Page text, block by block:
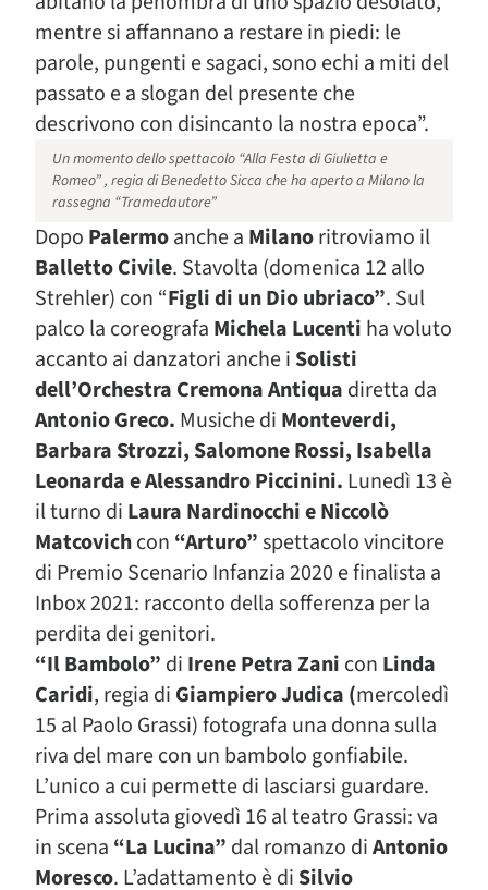
mentre si affannano a restare in piedi: le
parole, pungenti e sagaci, sono echi a miti del
passato e a slogan del presente che
descrivono con disincanto la nostra epoca”.
Un momento dello spettacolo “Alla Festa di Giulietta e
Romeo” , regia di Benedetto Sicca che ha aperto a Milano la
rassegna “Tramedautore”
Dopo Palermoanche a Milanoritroviamo il
Balletto Civile. Stavolta (domenica 12 allo
Strehler) con “Figli di un Dio ubriaco”. Sul
palco la coreografa Michela Lucenti ha voluto
accanto ai danzatori anche i Solisti
dell’Orchestra Cremona Antiqua diretta da
Antonio Greco. Musiche di Monteverdi,
Barbara Strozzi, Salomone Rossi, Isabella
Leonarda e Alessandro Piccinini. Lunedì 13 è
il turno di Laura Nardinocchi e Niccolò
Matcovichcon “Arturo”spettacolo vincitore
di Premio Scenario Infanzia 2020 e finalista a
Inbox 2021: racconto della sofferenza per la
perdita dei genitori.
“Il Bambolo” di Irene Petra Zani con Linda
Caridi, regia di Giampiero Judica (mercoledì
15 al Paolo Grassi) fotografa una donna sulla
riva del mare con un bambolo gonfiabile.
L’unico a cui permette di lasciarsi guardare.
Prima assoluta giovedì 16 al teatro Grassi: va
in scena “La Lucina” dal romanzo diAntonio
Moresco. L’adattamento è di Silvio